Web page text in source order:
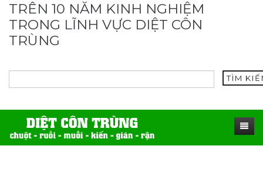
TRÊN 10 NĂM KINH NGHIỆM
TRONG LĨNH VỰC DIỆT CÔN
TRÙNG
TÌM